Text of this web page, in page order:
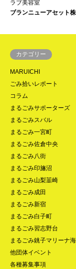
ラブ美容室
ブランニューアセット
カテゴリー
MARUICHI
ごみ拾いレポート
コラム
まるごみサポーターズ
まるごみスバル
まるごみ一宮町
まるごみ佐倉中央
まるごみ八街
まるごみ印旛沼
まるごみ山梨韮崎
まるごみ成田
まるごみ新宿
まるごみ白子町
まるごみ習志野台
まるごみ銚子マリーナ
他団体イベント
各種募集事項